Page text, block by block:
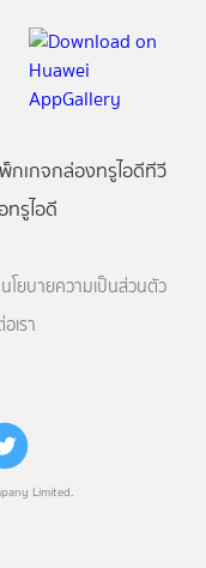
Limited.
กเกจกล่องทรูไอดีทีวี
ทรูไอดี
นโยบายความเป็นส่วนตัว
เรา